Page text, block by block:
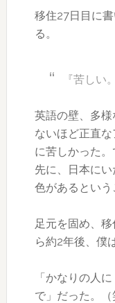
移住27日目に
る。
『苦しい
英語の壁、多
ないほど正直
に苦しかった
先に、日本に
色があるという
足元を固め、
ら約2年後、僕
「かなりの人
で」だった。（